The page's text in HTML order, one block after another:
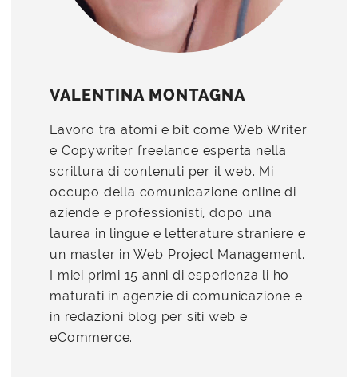
VALENTINA MONTAGNA
Lavoro tra atomi e bit come Web Writer
e Copywriter freelance esperta nella
scrittura di contenuti per il web. Mi
occupo della comunicazione online di
aziende e professionisti, dopo una
laurea in lingue e letterature straniere e
un master in Web Project Management.
I miei primi 15 anni di esperienza li ho
maturati in agenzie di comunicazione e
in redazioni blog per siti web e
eCommerce.